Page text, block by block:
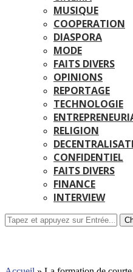
MUSIQUE
COOPERATION
DIASPORA
MODE
FAITS DIVERS
OPINIONS
REPORTAGE
TECHNOLOGIE
RELIGION
CONFIDENTIEL
FAITS DIVERS
FINANCE
INTERVIEW